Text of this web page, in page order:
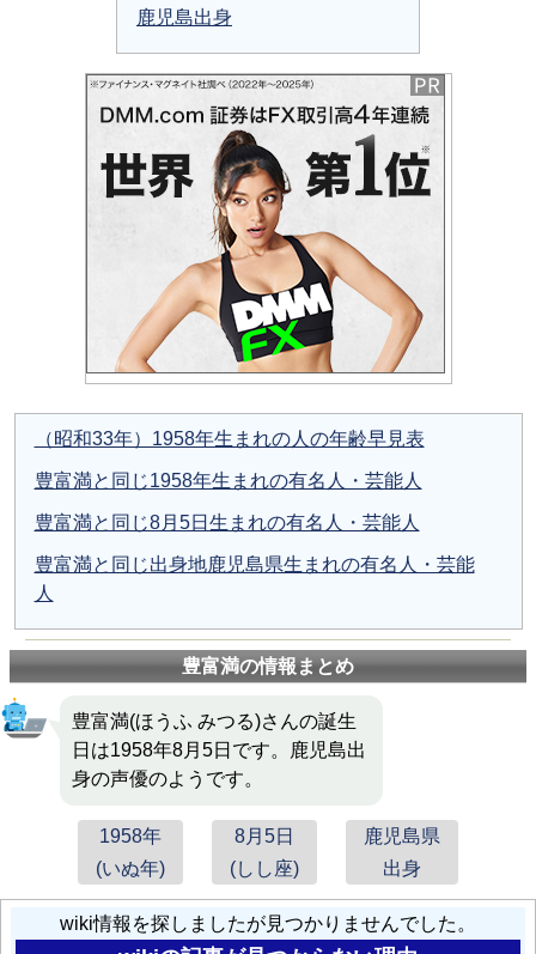
鹿児島出身
（昭和33年）1958年生まれの人の年齢早見表
豊富満と同じ1958年生まれの有名人・芸能人
豊富満と同じ8月5日生まれの有名人・芸能人
豊富満と同じ出身地鹿児島県生まれの有名人・芸能
人
豊富満の情報まとめ
豊富満(ほうふ みつる)さんの誕生
日は1958年8月5日です。鹿児島出
身の声優のようです。
1958年
(いぬ年)
8月5日
(しし座)
鹿児島県
出身
wiki情報を探しましたが見つかりませんでした。